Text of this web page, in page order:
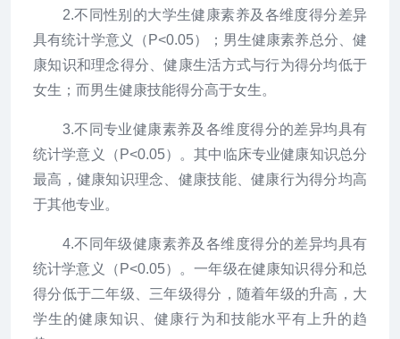
2.不同性别的大学生健康素养及各维度得分差异
具有统计学意义（P<0.05）；男生健康素养总分、健
康知识和理念得分、健康生活方式与行为得分均低于
女生；而男生健康技能得分高于女生。
3.不同专业健康素养及各维度得分的差异均具有
统计学意义（P<0.05）。其中临床专业健康知识总分
最高，健康知识理念、健康技能、健康行为得分均高
于其他专业。
4.不同年级健康素养及各维度得分的差异均具有
统计学意义（P<0.05）。一年级在健康知识得分和总
得分低于二年级、三年级得分，随着年级的升高，大
学生的健康知识、健康行为和技能水平有上升的趋